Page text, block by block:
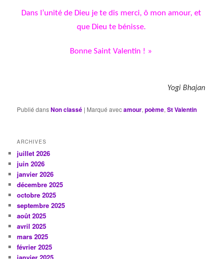
Dans l’unité de Dieu je te dis merci, ô mon amour, et
que Dieu te bénisse.
Bonne Saint Valentin ! »
Yogi Bhajan
Publié dansNon classé | Marqué avecamour,poème,St Valentin
ARCHIVES
juillet 2026
juin 2026
janvier 2026
décembre 2025
octobre 2025
septembre 2025
août 2025
avril 2025
mars 2025
février 2025